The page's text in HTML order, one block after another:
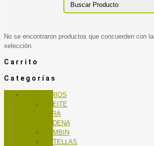
No se encontraron productos que concuerden con la
selección.
Carrito
Categorías
ACCESORIOS
ACEITE
PARA
CADENA
BOMBIN
BOTELLAS